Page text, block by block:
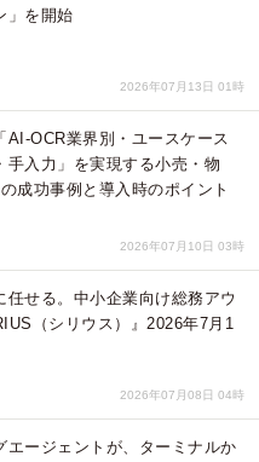
」を開始
2026年07月13日 01時
AI-OCR業界別・ユースケース
手入力」を実現する小売・物
成功事例と導入時のポイント
2026年07月10日 03時
任せる。中小企業向け総務アウ
（シリウス）』2026年7月1
2026年07月08日 04時
エージェントが、ターミナルか